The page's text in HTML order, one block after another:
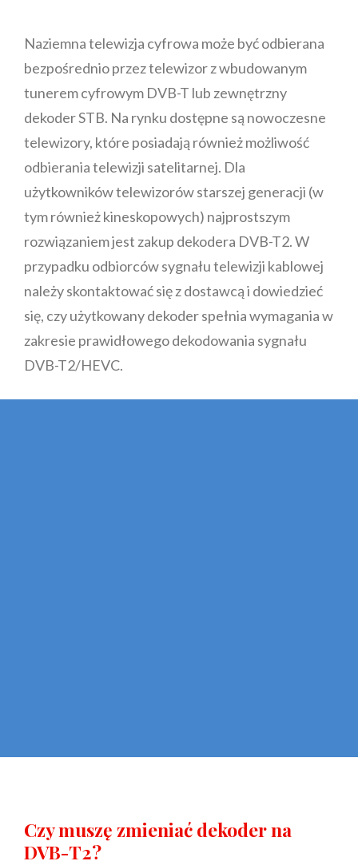
Naziemna telewizja cyfrowa może być odbierana
bezpośrednio przez telewizor z wbudowanym
tunerem cyfrowym DVB-T lub zewnętrzny
dekoder STB. Na rynku dostępne są nowoczesne
telewizory, które posiadają również możliwość
odbierania telewizji satelitarnej. Dla
użytkowników telewizorów starszej generacji (w
tym również kineskopowych) najprostszym
rozwiązaniem jest zakup dekodera DVB-T2. W
przypadku odbiorców sygnału telewizji kablowej
należy skontaktować się z dostawcą i dowiedzieć
się, czy użytkowany dekoder spełnia wymagania w
zakresie prawidłowego dekodowania sygnału
DVB-T2/HEVC.
Czy muszę zmieniać dekoder na
DVB-T2?